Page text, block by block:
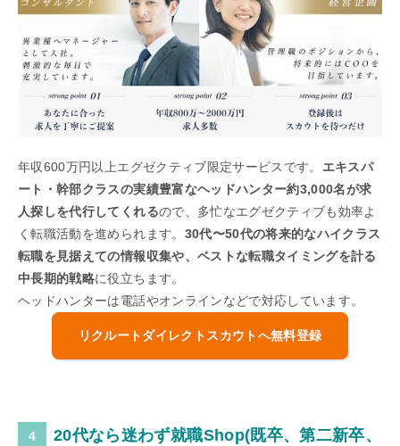
年収600万円以上エグゼクティブ限定サービスです。 エキスパ
ート・幹部クラスの実績豊富なヘッドハンター約3,000名が求
人探しを代行してくれるので、多忙なエグゼクティブも効率よ
く転職活動を進められます。 30代〜50代の将来的なハイクラス
転職を見据えての情報収集や、ベストな転職タイミングを計る
中長期的戦略に役立ちます。
ヘッドハンターは電話やオンラインなどで対応しています。
リクルートダイレクトスカウトへ無料登録
20代なら迷わず就職Shop(既卒、第二新卒、